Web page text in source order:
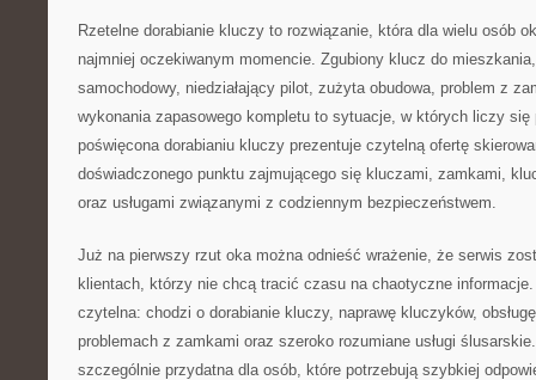
Rzetelne dorabianie kluczy to rozwiązanie, która dla wielu osób
najmniej oczekiwanym momencie. Zgubiony klucz do
samochodowy, niedziałający pilot, zużyta obudowa, problem z
wykonania zapasowego kompletu to sytuacje, w których liczy się
poświęcona dorabianiu kluczy prezentuje czytelną ofertę
doświadczonego punktu zajmującego się kluczami, zamkami,
oraz usługami związanymi z codziennym bezpieczeństwem.
Już na pierwszy rzut oka można odnieść wrażenie, że serwis
klientach, którzy nie chcą tracić czasu na chaotyczne
czytelna: chodzi o dorabianie kluczy, naprawę kluczyków,
problemach z zamkami oraz szeroko rozumiane usługi
szczególnie przydatna dla osób, które potrzebują szybkiej